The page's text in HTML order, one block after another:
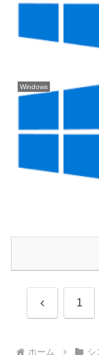
Windows
前 1
ホーム シ